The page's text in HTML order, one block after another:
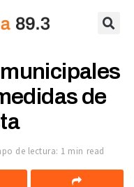
de
de lectura: 1 min read